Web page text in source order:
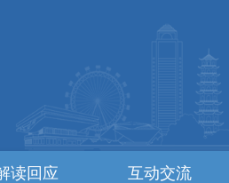
读回应 互动交流